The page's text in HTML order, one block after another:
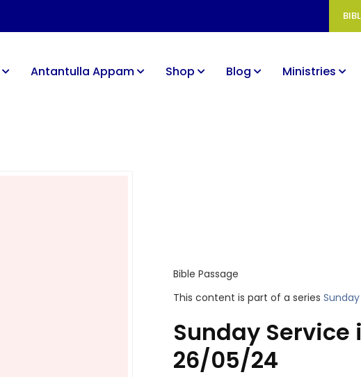
Antantulla Appam Shop Blog Ministries
Bible Passage
This content is part of a series
Sunday Service
26/05/24